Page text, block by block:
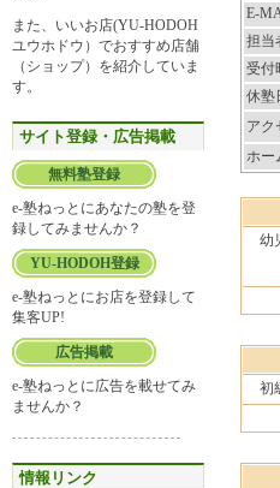
また、いいお店(YU-HODOH
ユウホドウ）でおすすめ店舗
（ショップ）を紹介していま
す。
サイト登録・広告掲載
無料塾登録
e-塾ねっとにあなたの塾を登
録してみませんか？
YU-HODOH登録
e-塾ねっとにお店を登録して
集客UP!
広告掲載
e-塾ねっとに広告を載せてみ
ませんか？
情報リンク
E-
担当
受付
休塾
アク
ホー
幼
初